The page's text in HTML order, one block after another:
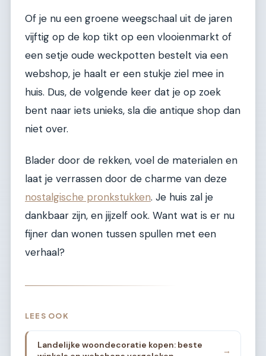
Of je nu een groene weegschaal uit de jaren
vijftig op de kop tikt op een vlooienmarkt of
een setje oude weckpotten bestelt via een
webshop, je haalt er een stukje ziel mee in
huis. Dus, de volgende keer dat je op zoek
bent naar iets unieks, sla die antique shop dan
niet over.
Blader door de rekken, voel de materialen en
laat je verrassen door de charme van deze
nostalgische pronkstukken. Je huis zal je
dankbaar zijn, en jijzelf ook. Want wat is er nu
fijner dan wonen tussen spullen met een
verhaal?
LEES OOK
Landelijke woondecoratie kopen: beste
→